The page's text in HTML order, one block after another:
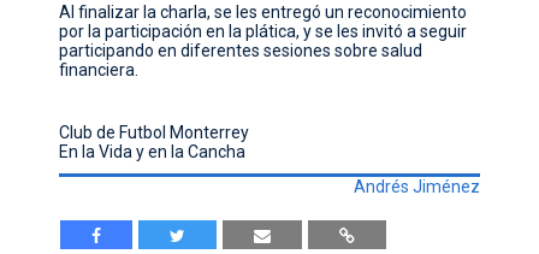
Al finalizar la charla, se les entregó un reconocimiento
por la participación en la plática, y se les invitó a seguir
participando en diferentes sesiones sobre salud
financiera.
Club de Futbol Monterrey
En la Vida y en la Cancha
Andrés Jiménez